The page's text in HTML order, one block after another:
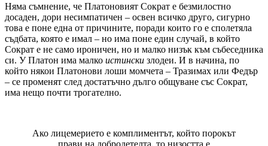
Няма съмнение, че Платоновият Сократ е безмилостно
досаден, дори несимпатичен – освен всичко друго, сигурно
това е поне една от причините, поради които го е сполетяла
съдбата, която е имал – но има поне един случай, в който
Сократ е не само ироничен, но и малко низък към събеседника
си. У Платон има малко истински злодеи. И в начина, по
който някои Платонови лоши момчета – Тразимах или Федър
– се променят след достатъчно дълго общуване със Сократ,
има нещо почти трогателно.
Ако лицемерието е комплиментът, който порокът
прави на добродетелта, то низостта е